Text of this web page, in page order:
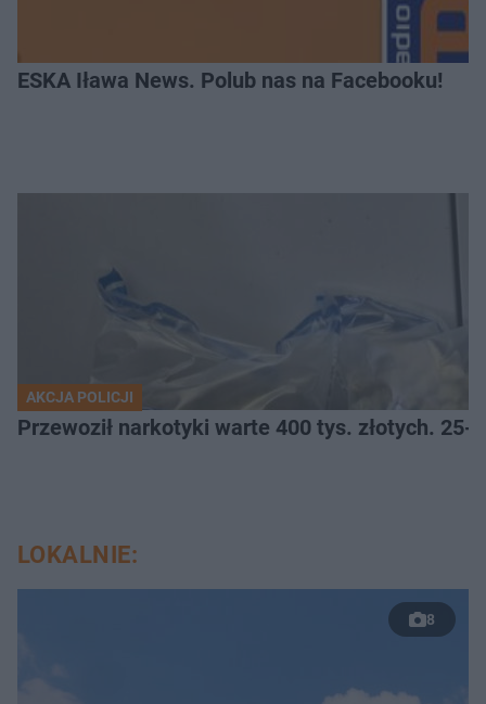
ESKA Iława News. Polub nas na Facebooku!
AKCJA POLICJI
Przewoził narkotyki warte 400 tys. złotych.
LOKALNIE:
8